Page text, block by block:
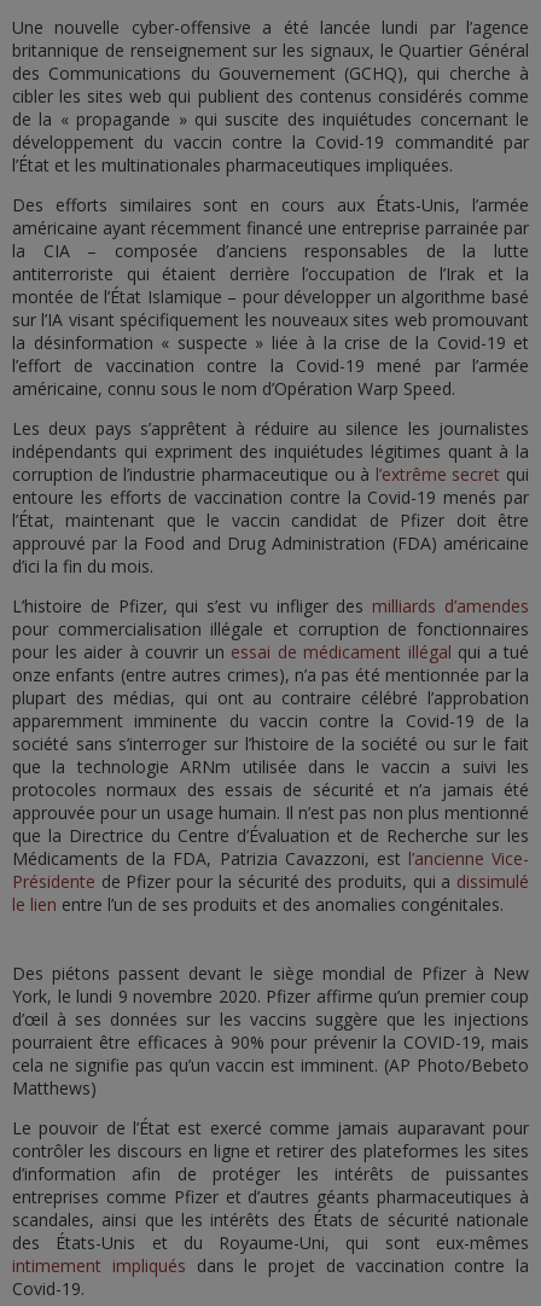
Une nouvelle cyber-offensive a été lancée lundi par l’agence
britannique de renseignement sur les signaux, le Quartier Général
des Communications du Gouvernement (GCHQ), qui cherche à
cibler les sites web qui publient des contenus considérés comme
de la « propagande » qui suscite des inquiétudes concernant le
développement du vaccin contre la Covid-19 commandité par
l’État et les multinationales pharmaceutiques impliquées.
Des efforts similaires sont en cours aux États-Unis, l’armée
américaine ayant récemment financé une entreprise parrainée par
la CIA – composée d’anciens responsables de la lutte
antiterroriste qui étaient derrière l’occupation de l’Irak et la
montée de l’État Islamique – pour développer un algorithme basé
sur l’IA visant spécifiquement les nouveaux sites web promouvant
la désinformation « suspecte » liée à la crise de la Covid-19 et
l’effort de vaccination contre la Covid-19 mené par l’armée
américaine, connu sous le nom d’Opération Warp Speed.
Les deux pays s’apprêtent à réduire au silence les journalistes
indépendants qui expriment des inquiétudes légitimes quant à la
corruption de l’industrie pharmaceutique ou à l’extrême secret qui
entoure les efforts de vaccination contre la Covid-19 menés par
l’État, maintenant que le vaccin candidat de Pfizer doit être
approuvé par la Food and Drug Administration (FDA) américaine
d’ici la fin du mois.
L’histoire de Pfizer, qui s’est vu infliger des milliards d’amendes
pour commercialisation illégale et corruption de fonctionnaires
pour les aider à couvrir un essai de médicament illégal qui a tué
onze enfants (entre autres crimes), n’a pas été mentionnée par la
plupart des médias, qui ont au contraire célébré l’approbation
apparemment imminente du vaccin contre la Covid-19 de la
société sans s’interroger sur l’histoire de la société ou sur le fait
que la technologie ARNm utilisée dans le vaccin a suivi les
protocoles normaux des essais de sécurité et n’a jamais été
approuvée pour un usage humain. Il n’est pas non plus mentionné
que la Directrice du Centre d’Évaluation et de Recherche sur les
Médicaments de la FDA, Patrizia Cavazzoni, est l’ancienne Vice-
Présidente de Pfizer pour la sécurité des produits, qui a dissimulé
le lien entre l’un de ses produits et des anomalies congénitales.
Des piétons passent devant le siège mondial de Pfizer à New
York, le lundi 9 novembre 2020. Pfizer affirme qu’un premier coup
d’œil à ses données sur les vaccins suggère que les injections
pourraient être efficaces à 90% pour prévenir la COVID-19, mais
cela ne signifie pas qu’un vaccin est imminent. (AP Photo/Bebeto
Matthews)
Le pouvoir de l’État est exercé comme jamais auparavant pour
contrôler les discours en ligne et retirer des plateformes les sites
d’information afin de protéger les intérêts de puissantes
entreprises comme Pfizer et d’autres géants pharmaceutiques à
scandales, ainsi que les intérêts des États de sécurité nationale
des États-Unis et du Royaume-Uni, qui sont eux-mêmes
intimement impliqués dans le projet de vaccination contre la
Covid-19.